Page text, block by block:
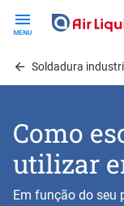
contentSoldadura
Como
utilizar
Em função do seu